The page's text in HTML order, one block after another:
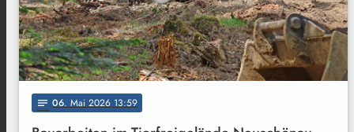
notes 06. Mai 2026 13:59